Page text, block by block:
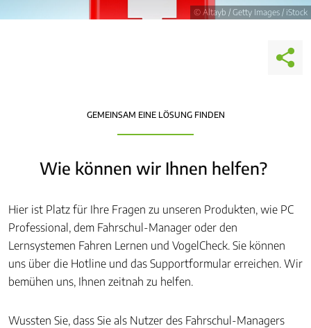
© Altayb / Getty Images / iStock
GEMEINSAM EINE LÖSUNG FINDEN
Wie können wir Ihnen helfen?
Hier ist Platz für Ihre Fragen zu unseren Produkten, wie PC
Professional, dem Fahrschul-Manager oder den
Lernsystemen Fahren Lernen und VogelCheck. Sie können
uns über die Hotline und das Supportformular erreichen. Wir
bemühen uns, Ihnen zeitnah zu helfen.
Wussten Sie, dass Sie als Nutzer des Fahrschul-Managers